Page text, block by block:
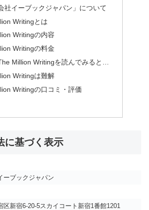
社イーブックジャパン」について
Writingとは
Writingの内容
Writingの料金
Million Writingを読んでみると…
Writingは難解
Writingの口コミ・評価
に基づく表示
ーブックジャパン
区新宿6-20-5スカイコート新宿1番館1201